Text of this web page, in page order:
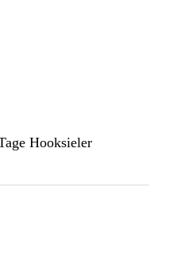
Hooksieler